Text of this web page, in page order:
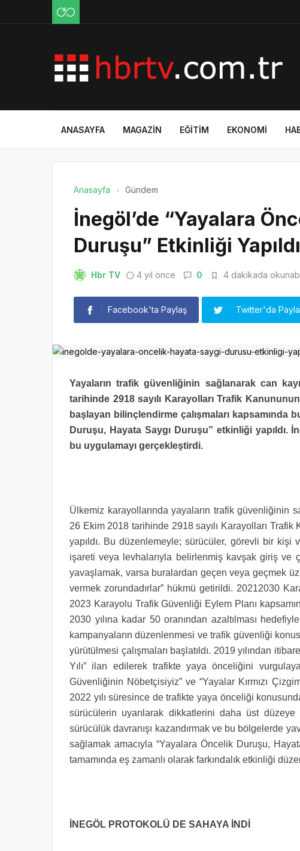
ANASAYFA MAGAZIN EĞITIM EKONOMI
Anasayfa Gündem
İnegöl’de “Yayalara
Duruşu” Etkinliği Yapıldı
Hbr TV 4 yıl önce 0 4 dakikada
Facebook'ta Paylaş Twitter'da
Yayaların trafik güvenliğinin sağlanarak can
tarihinde 2918 sayılı Karayolları Trafik
başlayan bilinçlendirme çalışmaları kapsamında
Duruşu, Hayata Saygı Duruşu” etkinliği
bu uygulamayı gerçekleştirdi.
Ülkemiz karayollarında yayaların trafik güvenliğinin
26 Ekim 2018 tarihinde 2918 sayılı Karayolları
yapıldı. Bu düzenlemeyle; sürücüler, görevli bir kişi
işareti veya levhalarıyla belirlenmiş kavşak giriş ve
yavaşlamak, varsa buralardan geçen veya geçmek
vermek zorundadırlar” hükmü getirildi. 2021­2030
2023 Karayolu Trafik Güvenliği Eylem Planı
2030 yılına kadar 50 oranından azaltılması
kampanyaların düzenlenmesi ve trafik güvenliği
yürütülmesi çalışmaları başlatıldı. 2019 yılından
Yılı” ilan edilerek trafikte yaya önceliğini
Güvenliğinin Nöbetçisiyiz” ve “Yayalar Kırmızı
2022 yılı süresince de trafikte yaya önceliği
sürücülerin uyarılarak dikkatlerini daha üst
sürücülük davranışı kazandırmak ve bu bölgelerde
sağlamak amacıyla “Yayalara Öncelik Duruşu,
tamamında eş zamanlı olarak farkındalık etkinliği
İNEGÖL PROTOKOLÜ DE SAHAYA İNDİ